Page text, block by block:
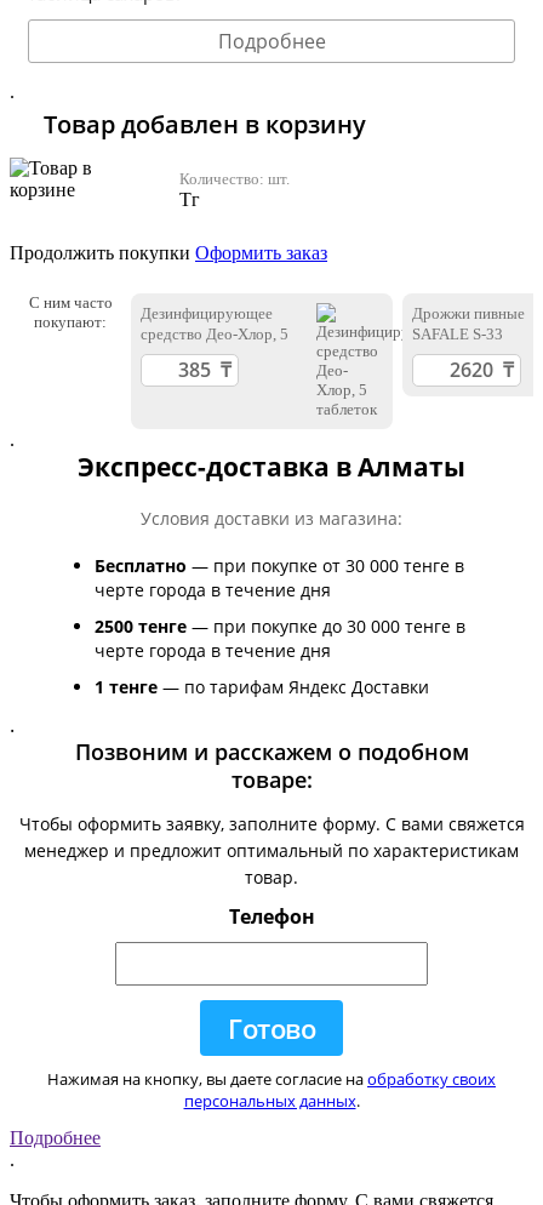
Подробнее
.
Товар добавлен в корзину
Количество: шт.
Тг
Продолжить покупки Оформить заказ
С ним часто
покупают:
Дезинфицирующее
средство Део-Хлор, 5
таблеток
Дрожжи пивные
SAFALE S-33
.
Экспресс-доставка в Алматы
Условия доставки из магазина:
Бесплатно — при покупке от 30 000 тенге в
черте города в течение дня
2500 тенге — при покупке до 30 000 тенге в
черте города в течение дня
1 тенге — по тарифам Яндекс Доставки
.
Позвоним и расскажем о подобном
товаре:
Чтобы оформить заявку, заполните форму. С вами свяжется
менеджер и предложит оптимальный по характеристикам
товар.
Телефон
Нажимая на кнопку, вы даете согласие наобработку своих
персональных данных.
Подробнее
.